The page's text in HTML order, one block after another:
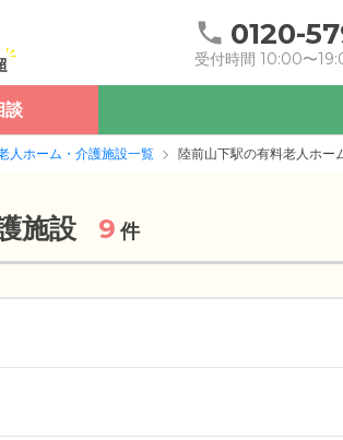
0120-
受付時間 10:00〜
談
人ホーム・介護施設一覧 陸前山下駅の有料老人ホー
施設 9 件